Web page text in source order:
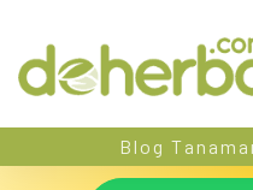
Blog